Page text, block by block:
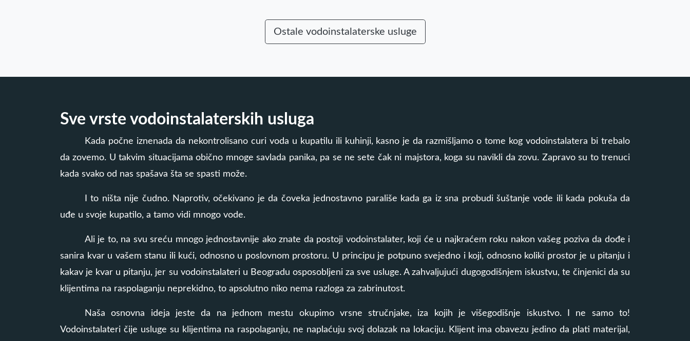
Ostale vodoinstalaterske usluge
Sve vrste vodoinstalaterskih usluga
Kada počne iznenada da nekontrolisano curi voda u kupatilu ili kuhinji, kasno je da razmišljamo o tome kog vodoinstalatera bi trebalo
da zovemo. U takvim situacijama obično mnoge savlada panika, pa se ne sete čak ni majstora, koga su navikli da zovu. Zapravo su to trenuci
kada svako od nas spašava šta se spasti može.
I to ništa nije čudno. Naprotiv, očekivano je da čoveka jednostavno parališe kada ga iz sna probudi šuštanje vode ili kada pokuša da
uđe u svoje kupatilo, a tamo vidi mnogo vode.
Ali je to, na svu sreću mnogo jednostavnije ako znate da postoji vodoinstalater, koji će u najkraćem roku nakon vašeg poziva da dođe i
sanira kvar u vašem stanu ili kući, odnosno u poslovnom prostoru. U principu je potpuno svejedno i koji, odnosno koliki prostor je u pitanju i
kakav je kvar u pitanju, jer su vodoinstalateri u Beogradu osposobljeni za sve usluge. A zahvaljujući dugogodišnjem iskustvu, te činjenici da su
klijentima na raspolaganju neprekidno, to apsolutno niko nema razloga za zabrinutost.
Naša osnovna ideja jeste da na jednom mestu okupimo vrsne stručnjake, iza kojih je višegodišnje iskustvo. I ne samo to!
Vodoinstalateri čije usluge su klijentima na raspolaganju, ne naplaćuju svoj dolazak na lokaciju. Klijent ima obavezu jedino da plati materijal,